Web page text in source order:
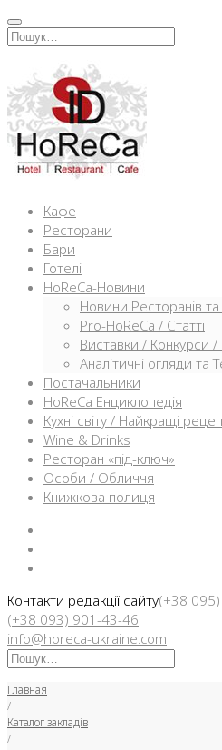
Перейти
кИскать:
Кафе
Ресторани
Бари
Готелі
HoReCa-Новини
Новини Ресторанів
Pro-HoReCa / Статті
Виставки / Конкурси
Аналітичні огляди та
Постачальники
HoReCa Енциклопедія
Кухні світу / Найкращі
Wine & Drinks
Ресторан «під-ключ»
Особи / Обличчя
Книжкова полиця
Контакти редакції сайту(+38
(+38 093) 901-43-46
info@horeca-ukraine.com
Искать:
Главная
/
Каталог закладів
/